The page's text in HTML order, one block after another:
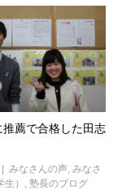
推薦で合格した田志
みなさんの声, みなさ
） , 塾長のブログ